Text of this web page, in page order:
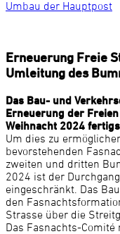
Umbau der Hauptpost
Erneuerung Freie
Umleitung des
Das Bau- und
Erneuerung der
Weihnacht 2024
Um dies zu
bevorstehenden
zweiten und dritten
2024 ist der
eingeschränkt. Das
den
Strasse über die
Das Fasnachts-